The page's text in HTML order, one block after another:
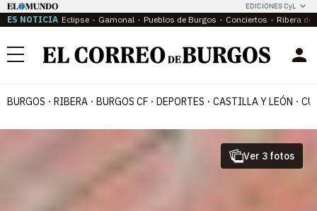
EDICIONES CyL
ES NOTICIA Eclipse Gamonal Pueblos de Burgos Conciertos Ribera del
Menú
BURGOS RIBERA BURGOS CF DEPORTES CASTILLA Y LEÓN
Ver 3 fotos